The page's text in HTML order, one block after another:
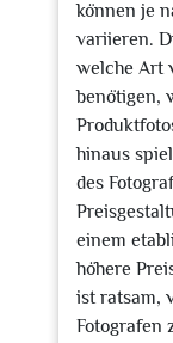
können je
variieren.
welche Art
benötigen,
hinaus
des
einem
höhere
ist ratsam,
Fotografen